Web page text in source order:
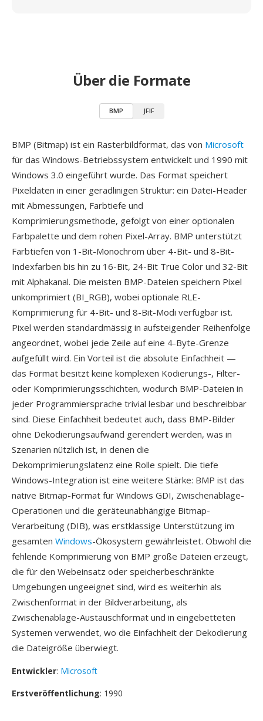
Über die Formate
BMP JFIF
BMP (Bitmap) ist ein Rasterbildformat, das von Microsoft
für das Windows-Betriebssystem entwickelt und 1990 mit
Windows 3.0 eingeführt wurde. Das Format speichert
Pixeldaten in einer geradlinigen Struktur: ein Datei-Header
mit Abmessungen, Farbtiefe und
Komprimierungsmethode, gefolgt von einer optionalen
Farbpalette und dem rohen Pixel-Array. BMP unterstützt
Farbtiefen von 1-Bit-Monochrom über 4-Bit- und 8-Bit-
Indexfarben bis hin zu 16-Bit, 24-Bit True Color und 32-Bit
mit Alphakanal. Die meisten BMP-Dateien speichern Pixel
unkomprimiert (BI_RGB), wobei optionale RLE-
Komprimierung für 4-Bit- und 8-Bit-Modi verfügbar ist.
Pixel werden standardmässig in aufsteigender Reihenfolge
angeordnet, wobei jede Zeile auf eine 4-Byte-Grenze
aufgefüllt wird. Ein Vorteil ist die absolute Einfachheit —
das Format besitzt keine komplexen Kodierungs-, Filter-
oder Komprimierungsschichten, wodurch BMP-Dateien in
jeder Programmiersprache trivial lesbar und beschreibbar
sind. Diese Einfachheit bedeutet auch, dass BMP-Bilder
ohne Dekodierungsaufwand gerendert werden, was in
Szenarien nützlich ist, in denen die
Dekomprimierungslatenz eine Rolle spielt. Die tiefe
Windows-Integration ist eine weitere Stärke: BMP ist das
native Bitmap-Format für Windows GDI, Zwischenablage-
Operationen und die geräteunabhängige Bitmap-
Verarbeitung (DIB), was erstklassige Unterstützung im
gesamten Windows-Ökosystem gewährleistet. Obwohl die
fehlende Komprimierung von BMP große Dateien erzeugt,
die für den Webeinsatz oder speicherbeschränkte
Umgebungen ungeeignet sind, wird es weiterhin als
Zwischenformat in der Bildverarbeitung, als
Zwischenablage-Austauschformat und in eingebetteten
Systemen verwendet, wo die Einfachheit der Dekodierung
die Dateigröße überwiegt.
Entwickler: Microsoft
Erstveröffentlichung: 1990